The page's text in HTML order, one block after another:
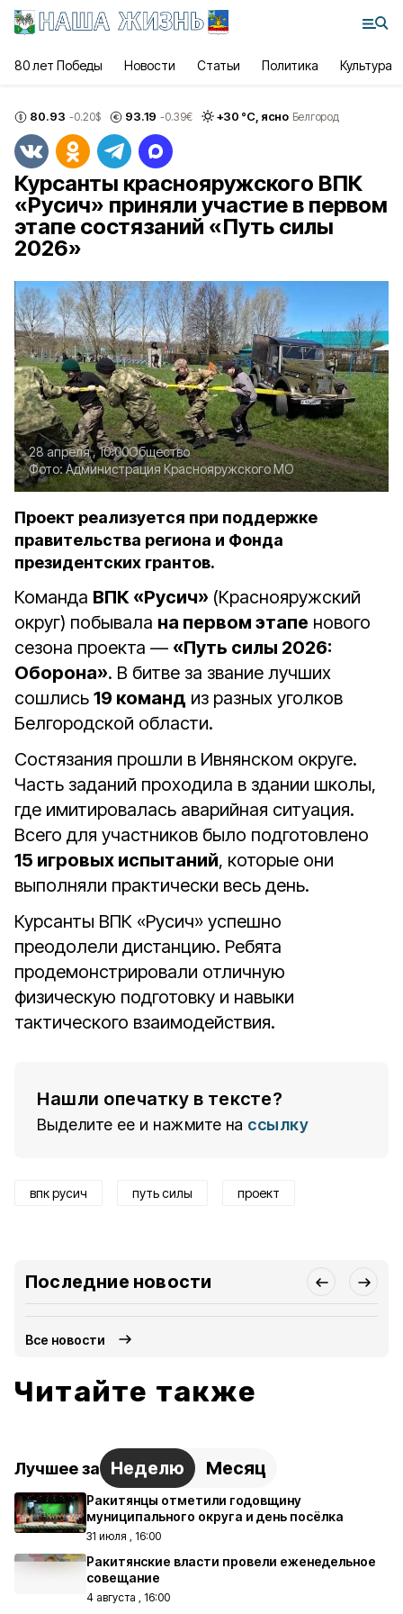
80 лет Победы Новости Статьи Политика Культура
80.93 -0.20$ 93.19 -0.39€ +30 °С, ясно Белгород
Курсанты краснояружского ВПК
«Русич» приняли участие в первом
этапе состязаний «Путь силы
2026»
28 апреля , 10:00Общество
Фото:Администрация Краснояружского МО
Проект реализуется при поддержке
правительства региона и Фонда
президентских грантов.
Команда ВПК «Русич» (Краснояружский
округ) побывала на первом этапе нового
сезона проекта — «Путь силы 2026:
Оборона». В битве за звание лучших
сошлись 19 команд из разных уголков
Белгородской области.
Состязания прошли в Ивнянском округе.
Часть заданий проходила в здании школы,
где имитировалась аварийная ситуация.
Всего для участников было подготовлено
15 игровых испытаний, которые они
выполняли практически весь день.
Курсанты ВПК «Русич» успешно
преодолели дистанцию. Ребята
продемонстрировали отличную
физическую подготовку и навыки
тактического взаимодействия.
Нашли опечатку в тексте?
Выделите ее и нажмите на ссылку
впк русич путь силы проект
Последние новости
Все новости
Читайте также
Лучшее за Неделю Месяц
Ракитянцы отметили годовщину
муниципального округа и день посёлка
31 июля , 16:00
Ракитянские власти провели еженедельное
совещание
4 августа , 16:00